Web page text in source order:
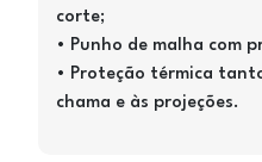
corte;
• Punho de malha com
• Proteção térmica
chama e às projeções.